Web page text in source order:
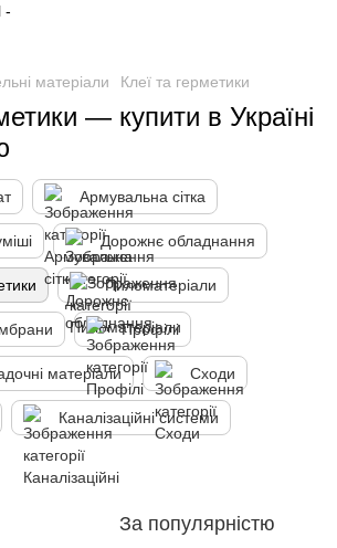
матеріали Клеї та герметики
— купити в Україні
Армувальна сітка
Дорожнє обладнання
Пиломатеріали
Профілі
матеріали Сходи
Каналізаційні системи
За популярністю